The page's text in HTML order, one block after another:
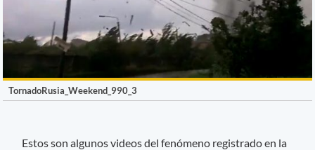
TornadoRusia_Weekend_990_3
Estos son algunos videos del fenómeno registrado en la